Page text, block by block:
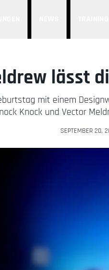
lässt
mit einem
Knock und Vector
SEPTEMBER 20,